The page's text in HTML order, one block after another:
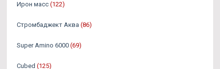
Ирон масс (122)
Стромбаджект Аква (86)
Super Amino 6000 (69)
Cubed (125)